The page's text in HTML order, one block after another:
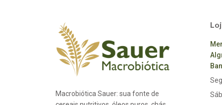
Macrobiótica Sauer: sua fonte de